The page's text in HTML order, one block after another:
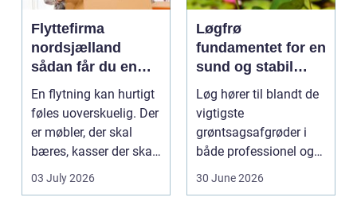
Flyttefirma
nordsjælland
sådan får du en
tryg og effektiv
flytning
En flytning kan hurtigt
føles uoverskuelig. Der
er møbler, der skal
bæres, kasser der skal
pakkes, o...
03 July 2026
Løgfrø
fundamentet for en
sund og stabil
løgavl
Løg hører til blandt de
vigtigste
grøntsagsafgrøder i
både professionel og
hobbybaseret
30 June 2026